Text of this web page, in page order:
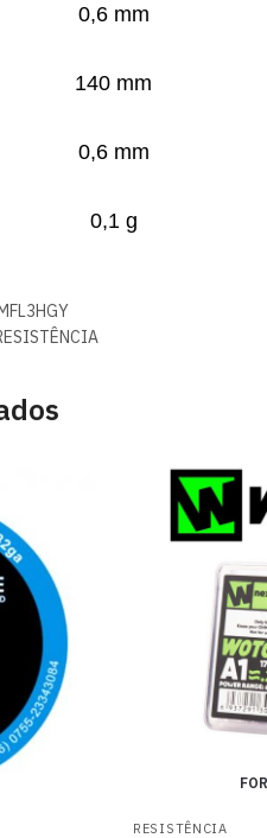
0,6 mm
140 mm
0,6 mm
0,1 g
RESISTÊNCIA